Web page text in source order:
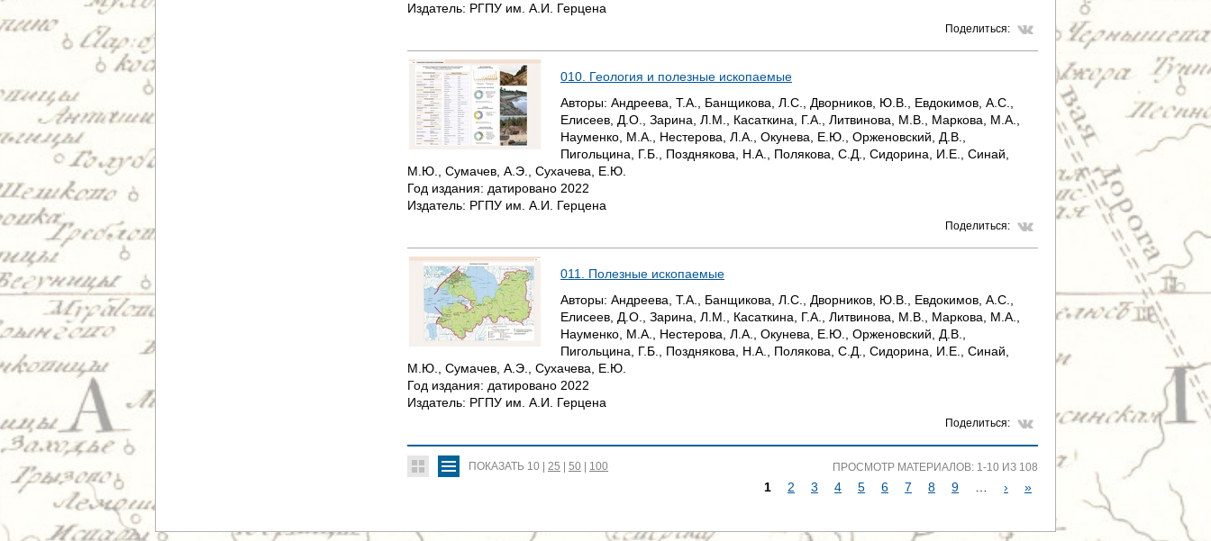
Издатель: РГПУ им. А.И. Герцена
Поделиться:
010. Геология и полезные ископаемые
Авторы: Андреева, Т.А., Банщикова, Л.С., Дворников, Ю.В., Евдокимов, А.С.,
Елисеев, Д.О., Зарина, Л.М., Касаткина, Г.А., Литвинова, М.В., Маркова, М.А.,
Науменко, М.А., Нестерова, Л.А., Окунева, Е.Ю., Орженовский, Д.В.,
Пигольцина, Г.Б., Позднякова, Н.А., Полякова, С.Д., Сидорина, И.Е., Синай,
М.Ю., Сумачев, А.Э., Сухачева, Е.Ю.
Год издания: датировано 2022
Издатель: РГПУ им. А.И. Герцена
Поделиться:
011. Полезные ископаемые
Авторы: Андреева, Т.А., Банщикова, Л.С., Дворников, Ю.В., Евдокимов, А.С.,
Елисеев, Д.О., Зарина, Л.М., Касаткина, Г.А., Литвинова, М.В., Маркова, М.А.,
Науменко, М.А., Нестерова, Л.А., Окунева, Е.Ю., Орженовский, Д.В.,
Пигольцина, Г.Б., Позднякова, Н.А., Полякова, С.Д., Сидорина, И.Е., Синай,
М.Ю., Сумачев, А.Э., Сухачева, Е.Ю.
Год издания: датировано 2022
Издатель: РГПУ им. А.И. Герцена
Поделиться:
ПОКАЗАТЬ 10 25 50 100 ПРОСМОТР МАТЕРИАЛОВ: 1-10 ИЗ 108
1 2 3 4 5 6 7 8 9 › »